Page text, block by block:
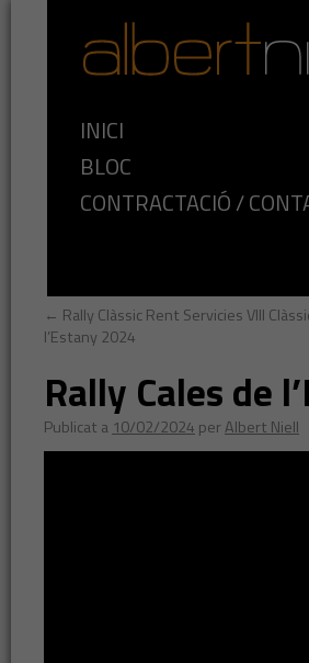
INICI
BLOC
CONTRACTACIÓ /
← Rally Clàssic Rent Servicies VIII
l’Estany 2024
Rally Cales de
Publicat a 10/02/2024 perAlbert Niell